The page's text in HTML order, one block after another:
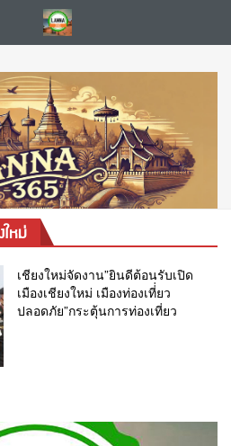
ใหม่
เชียงใหม่จัดงาน”ยินดีต้อนรับเปิด
เมืองเชียงใหม่ เมืองท่องเที่่ยว
ปลอดภัย”กระตุ้นการท่องเที่ยว